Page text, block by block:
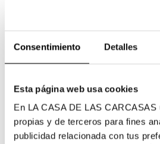
Consentimiento Detalles
Esta página web usa cookies
En LA CASA DE LAS
propias y de terceros para fines
publicidad relacionada con tus
Queres proteger o
nossas Películas
teu telemóvel
Detalhes do produto